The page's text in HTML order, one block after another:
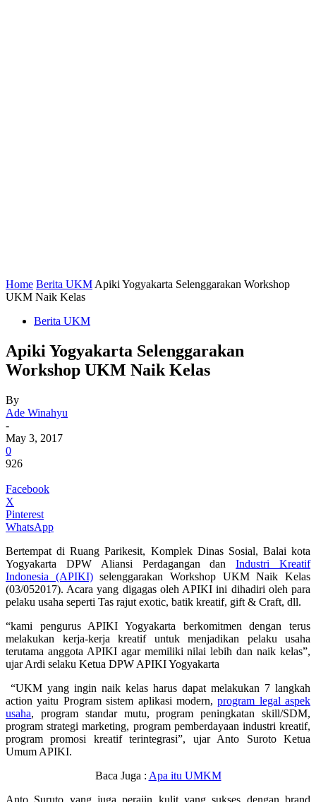
Home Berita UKM Apiki Yogyakarta Selenggarakan Workshop
UKM Naik Kelas
Berita UKM
Apiki Yogyakarta Selenggarakan
Workshop UKM Naik Kelas
By
Ade Winahyu
-
May 3, 2017
0
926
Facebook
X
Pinterest
WhatsApp
Bertempat di Ruang Parikesit, Komplek Dinas Sosial, Balai kota
Yogyakarta DPW Aliansi Perdagangan danIndustri Kreatif
Indonesia (APIKI)selenggarakan Workshop UKM Naik Kelas
(03/052017). Acara yang digagas oleh APIKI ini dihadiri oleh para
pelaku usaha seperti Tas rajut exotic, batik kreatif, gift & Craft, dll.
“kami pengurus APIKI Yogyakarta berkomitmen dengan terus
melakukan kerja-kerja kreatif untuk menjadikan pelaku usaha
terutama anggota APIKI agar memiliki nilai lebih dan naik kelas”,
ujar Ardi selaku Ketua DPW APIKI Yogyakarta
“UKM yang ingin naik kelas harus dapat melakukan 7 langkah
action yaitu Program sistem aplikasi modern,program legal aspek
usaha, program standar mutu, program peningkatan skill/SDM,
program strategi marketing, program pemberdayaan industri kreatif,
program promosi kreatif terintegrasi”, ujar Anto Suroto Ketua
Umum APIKI.
Baca Juga : Apa itu UMKM
Anto Suruto yang juga perajin kulit yang sukses dengan brand